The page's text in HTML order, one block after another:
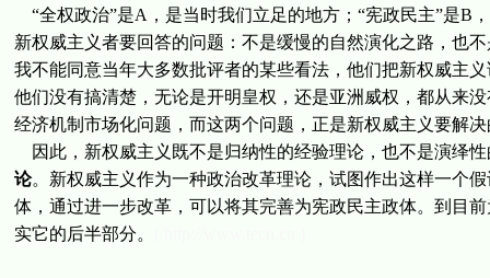
“全权政治”是A，是当时我们立足的地方；“宪政民主”是B
新权威主义者要回答的问题：不是缓慢的自然演化之路，也
我不能同意当年大多数批评者的某些看法，他们把新权威主
他们没有搞清楚，无论是开明皇权，还是亚洲威权，都从来
经济机制市场化问题，而这两个问题，正是新权威主义要解
因此，新权威主义既不是归纳性的经验理论，也不是演绎
论。新权威主义作为一种政治改革理论，试图作出这样一个
体，通过进一步改革，可以将其完善为宪政民主政体。到目
实它的后半部分。